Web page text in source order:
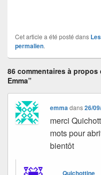
Cet article a été posté dans
permalien.
86 commentaires à
Emma”
emmadans26/
merci
mots pour
bientôt
Quichottine